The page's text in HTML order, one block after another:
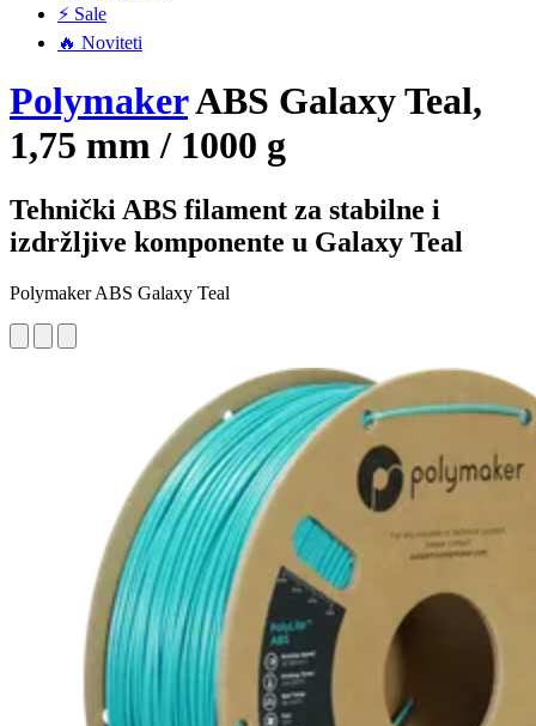
⚡ Sale
🔥 Noviteti
PolymakerABS Galaxy Teal,
1,75 mm / 1000 g
Tehnički ABS filament za stabilne i
izdržljive komponente u Galaxy Teal
Polymaker ABS Galaxy Teal